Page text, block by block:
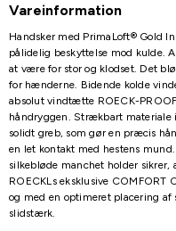
Vareinformation
Handsker med PrimaLoft® Gold
pålidelig beskyttelse mod kulde.
at være for stor og klodset. Det
for hænderne. Bidende kolde
absolut vindtætte ROECK-
håndryggen. Strækbart
solidt greb, som gør en præcis
en let kontakt med hestens
silkebløde manchet holder sikrer,
ROECKLs eksklusive COMFORT
og med en optimeret placering af
slidstærk.